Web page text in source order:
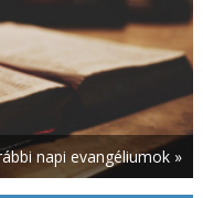
napi evangéliumok »